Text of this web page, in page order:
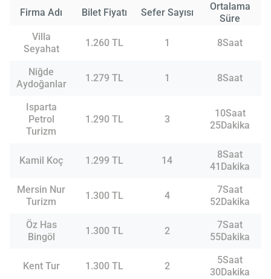
Firma Adı Bilet Fiyatı Sefer Sayısı
Ortalama
Süre
Villa
Seyahat
1.260 TL 1 8Saat
Niğde
Aydoğanlar
1.279 TL 1 8Saat
Isparta
Petrol
Turizm
1.290 TL 3
10Saat
25Dakika
Kamil Koç 1.299 TL 14
8Saat
41Dakika
Mersin Nur
Turizm
1.300 TL 4
7Saat
52Dakika
Öz Has
Bingöl
1.300 TL 2
7Saat
55Dakika
Kent Tur 1.300 TL 2
5Saat
30Dakika